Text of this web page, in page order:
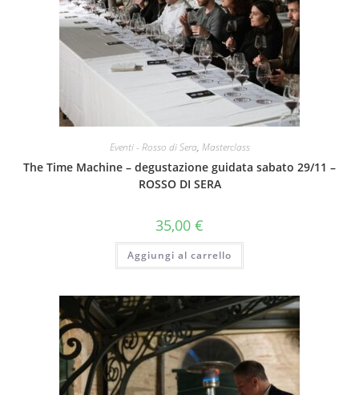
Eventi - Rosso di Sera, Masterclass
The Time Machine – degustazione guidata sabato 29/11 –
ROSSO DI SERA
35,00 €
Aggiungi al carrello